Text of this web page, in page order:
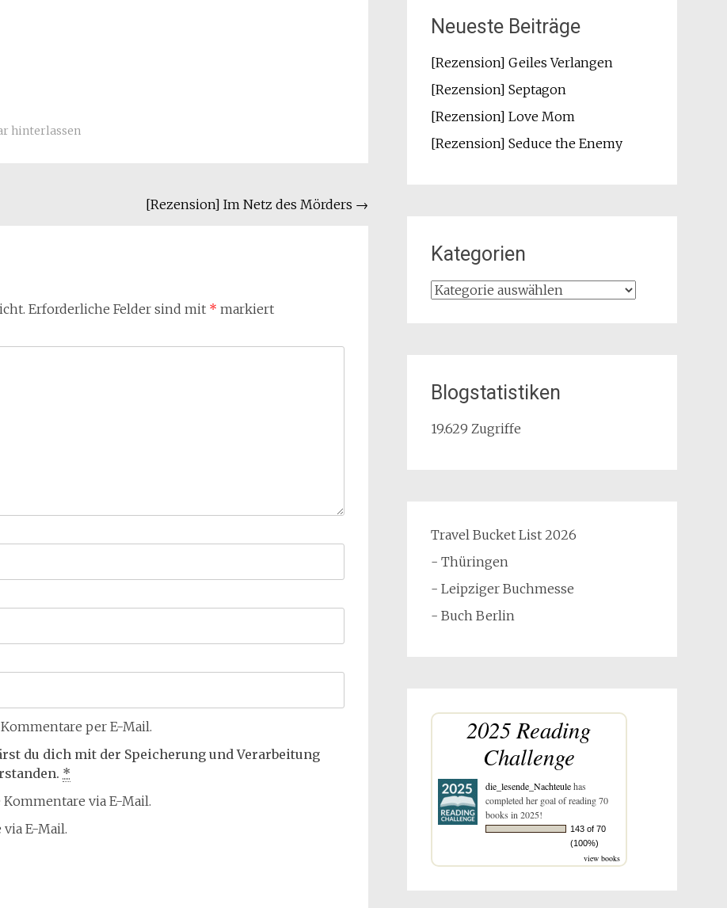
hinterlassen
[Rezension] Im Netz des Mörders →
Erforderliche Felder sind mit * markiert
per E-Mail.
du dich mit der Speicherung und Verarbeitung
*
via E-Mail.
E-Mail.
Neueste Beiträge
[Rezension] Geiles Verlangen
[Rezension] Septagon
[Rezension] Love Mom
[Rezension] Seduce the Enemy
Kategorien
Kategorien
Blogstatistiken
19.629 Zugriffe
Travel Bucket List 2026
- Thüringen
- Leipziger Buchmesse
- Buch Berlin
2025 Reading
Challenge
die_lesende_Nachteulehas
completed her goal of reading 70
books in 2025!
143 of 70
(100%)
view books